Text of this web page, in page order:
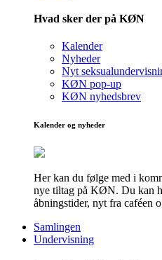
Hvad sker der på KØN
Kalender
Nyheder
Nyt
KØN pop-up
KØN nyhedsbrev
Kalender og nyheder
Her kan du følge med i
nye tiltag på KØN. Du kan
åbningstider, nyt fra caféen
Samlingen
Undervisning